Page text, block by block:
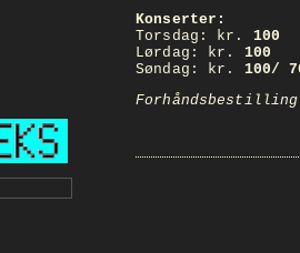
Konserter:
Torsdag: kr. 100
Lørdag: kr. 100
Søndag: kr. 100/